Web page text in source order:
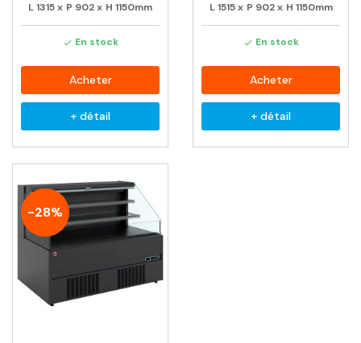
L1315x P 902x H 1150mm
 En stock
Acheter
+ détail
L 1515 x P 902 x H 1150mm
 En stock
Acheter
+ détail
-28%